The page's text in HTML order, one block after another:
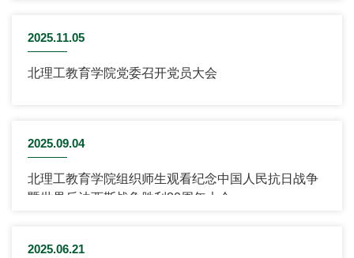
2025.11.05
北理工教育学院党委召开党员大会
2025.09.04
北理工教育学院组织师生观看纪念中国人民抗日战争
暨世界反法西斯战争胜利80周年大会
2025.06.21